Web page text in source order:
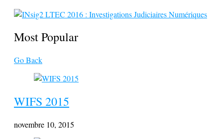
Most Popular
Go Back
WIFS 2015
novembre 10, 2015